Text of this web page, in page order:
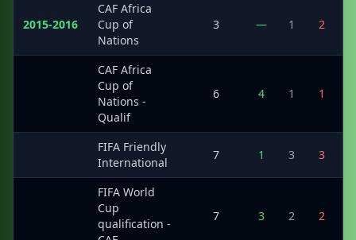
2015-2016
CAF Africa
Cup of
Nations
3 — 1 2
CAF Africa
Cup of
Nations -
Qualif
6 4 1 1
FIFA Friendly
International
7 1 3 3
FIFA World
Cup
qualification -
7 3 2 2